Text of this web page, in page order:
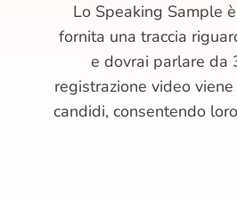
Lo Speaking Sample
fornita una traccia
e dovrai parlare da
registrazione video
candidi, consentendo